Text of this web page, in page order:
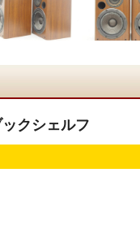
クシェルフ